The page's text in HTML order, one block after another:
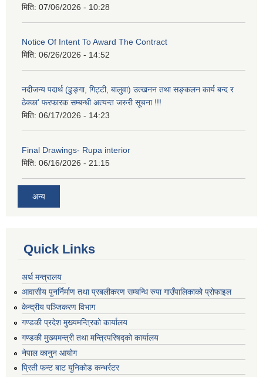
मिति: 07/06/2026 - 10:28
Notice Of Intent To Award The Contract
मिति: 06/26/2026 - 14:52
नदीजन्य पदार्थ (ढुङ्गा, गिट्टी, बालुवा) उत्खनन तथा सङ्कलन कार्य बन्द र
ठेक्का' फरफारक सम्बन्धी अत्यन्त जरुरी सूचना !!!
मिति: 06/17/2026 - 14:23
Final Drawings- Rupa interior
मिति: 06/16/2026 - 21:15
अन्य
Quick Links
अर्थ मन्त्रालय
आवासीय पुनर्निर्माण तथा प्रबलीकरण सम्बन्धि रुपा गाउँपालिकाको प्रोफाइल
केन्द्रीय पञ्जिकरण विभाग
गण्डकी प्रदेश मुख्यमन्त्रिको कार्यालय
गण्डकी मुख्यमन्त्री तथा मन्त्रिपरिषद्को कार्यालय
नेपाल कानुन आयोग
प्रिती फन्ट बाट युनिकोड कन्भर्रटर